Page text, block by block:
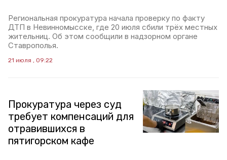
Региональная прокуратура начала проверку по факту
ДТП в Невинномысске, где 20 июля сбили трёх местных
жительниц. Об этом сообщили в надзорном органе
Ставрополья.
21 июля , 09:22
Прокуратура через суд
требует компенсаций для
отравившихся в
пятигорском кафе